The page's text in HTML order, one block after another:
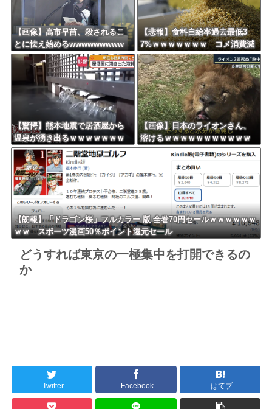
【画像】高市早苗、殺されるこ
とに怯え始めるwwwwwwwww
【悲報】食料自給率過去最低3
7%ｗｗｗｗｗｗｗ コメ消費減
響く・・・
【驚愕】熊本地震で居酒屋から
温泉が湧き出るｗｗｗｗｗｗｗ
ｗｗｗｗｗ
【画像】日本のライオンさん、
溶けるｗｗｗｗｗｗｗｗｗｗｗ
ｗｗｗ
【朗報】「ドラゴン桜」フルカラー 版 全巻70円セールｗｗｗｗｗｗ
ｗｗ スポーツ漫画50％ポイント還元セール
どうすれば東京の一極集中を打開できるの
か
Twitter Facebook はてブ